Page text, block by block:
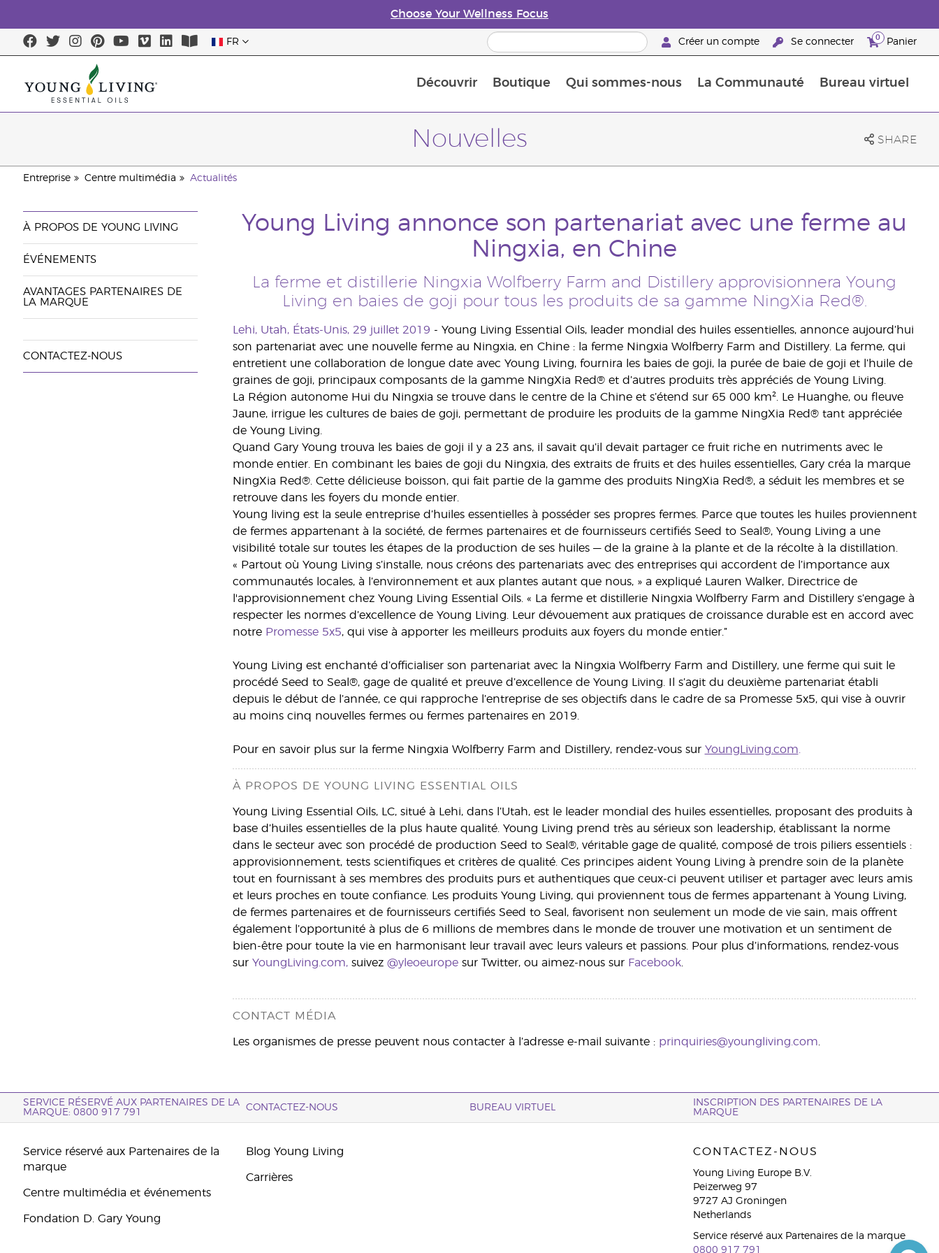
Choose Your Wellness Focus
FR Créer un compte Se connecter 0 Panier
Découvrir Boutique Qui sommes-nous La Communauté Bureau virtuel
Nouvelles SHARE
Entreprise Centre multimédia Actualités
À PROPOS DE YOUNG LIVING
ÉVÉNEMENTS
AVANTAGES PARTENAIRES DE
LA MARQUE
CONTACTEZ-NOUS
Young Living annonce son partenariat avec une ferme au
Ningxia, en Chine
La ferme et distillerie Ningxia Wolfberry Farm and Distillery approvisionnera Young
Living en baies de goji pour tous les produits de sa gamme NingXia Red®.
Lehi, Utah, États-Unis, 29 juillet 2019 - Young Living Essential Oils, leader mondial des huiles essentielles, annonce aujourd’hui
son partenariat avec une nouvelle ferme au Ningxia, en Chine : la ferme Ningxia Wolfberry Farm and Distillery. La ferme, qui
entretient une collaboration de longue date avec Young Living, fournira les baies de goji, la purée de baie de goji et l’huile de
graines de goji, principaux composants de la gamme NingXia Red® et d’autres produits très appréciés de Young Living.
La Région autonome Hui du Ningxia se trouve dans le centre de la Chine et s’étend sur 65 000 km². Le Huanghe, ou fleuve
Jaune, irrigue les cultures de baies de goji, permettant de produire les produits de la gamme NingXia Red® tant appréciée
de Young Living.
Quand Gary Young trouva les baies de goji il y a 23 ans, il savait qu’il devait partager ce fruit riche en nutriments avec le
monde entier. En combinant les baies de goji du Ningxia, des extraits de fruits et des huiles essentielles, Gary créa la marque
NingXia Red®. Cette délicieuse boisson, qui fait partie de la gamme des produits NingXia Red®, a séduit les membres et se
retrouve dans les foyers du monde entier.
Young living est la seule entreprise d’huiles essentielles à posséder ses propres fermes. Parce que toutes les huiles proviennent
de fermes appartenant à la société, de fermes partenaires et de fournisseurs certifiés Seed to Seal®, Young Living a une
visibilité totale sur toutes les étapes de la production de ses huiles — de la graine à la plante et de la récolte à la distillation.
« Partout où Young Living s’installe, nous créons des partenariats avec des entreprises qui accordent de l’importance aux
communautés locales, à l’environnement et aux plantes autant que nous, » a expliqué Lauren Walker, Directrice de
l'approvisionnement chez Young Living Essential Oils. « La ferme et distillerie Ningxia Wolfberry Farm and Distillery s’engage à
respecter les normes d’excellence de Young Living. Leur dévouement aux pratiques de croissance durable est en accord avec
notre Promesse 5x5, qui vise à apporter les meilleurs produits aux foyers du monde entier.”
Young Living est enchanté d’officialiser son partenariat avec la Ningxia Wolfberry Farm and Distillery, une ferme qui suit le
procédé Seed to Seal®, gage de qualité et preuve d’excellence de Young Living. Il s’agit du deuxième partenariat établi
depuis le début de l’année, ce qui rapproche l’entreprise de ses objectifs dans le cadre de sa Promesse 5x5, qui vise à ouvrir
au moins cinq nouvelles fermes ou fermes partenaires en 2019.
Pour en savoir plus sur la ferme Ningxia Wolfberry Farm and Distillery, rendez-vous sur YoungLiving.com
À PROPOS DE YOUNG LIVING ESSENTIAL OILS
Young Living Essential Oils, LC, situé à Lehi, dans l’Utah, est le leader mondial des huiles essentielles, proposant des produits à
base d’huiles essentielles de la plus haute qualité. Young Living prend très au sérieux son leadership, établissant la norme
dans le secteur avec son procédé de production Seed to Seal®, véritable gage de qualité, composé de trois piliers essentiels :
approvisionnement, tests scientifiques et critères de qualité. Ces principes aident Young Living à prendre soin de la planète
tout en fournissant à ses membres des produits purs et authentiques que ceux-ci peuvent utiliser et partager avec leurs amis
et leurs proches en toute confiance. Les produits Young Living, qui proviennent tous de fermes appartenant à Young Living,
de fermes partenaires et de fournisseurs certifiés Seed to Seal, favorisent non seulement un mode de vie sain, mais offrent
également l’opportunité à plus de 6 millions de membres dans le monde de trouver une motivation et un sentiment de
bien-être pour toute la vie en harmonisant leur travail avec leurs valeurs et passions. Pour plus d’informations, rendez-vous
sur YoungLiving.com,suivez @yleoeuropesur Twitter, ou aimez-nous sur Facebook.
CONTACT MÉDIA
Les organismes de presse peuvent nous contacter à l’adresse e-mail suivante : prinquiries@youngliving.com
SERVICE RÉSERVÉ AUX PARTENAIRES DE LA
MARQUE: 0800 917 791
CONTACTEZ-NOUS BUREAU VIRTUEL
INSCRIPTION DES PARTENAIRES DE LA
MARQUE
Service réservé aux Partenaires de la
marque
Centre multimédia et événements
Fondation D. Gary Young
Blog Young Living
Carrières
CONTACTEZ-NOUS
Young Living Europe B.V.
Peizerweg 97
9727 AJ Groningen
Netherlands
Service réservé aux Partenaires de la marque
0800 917 791